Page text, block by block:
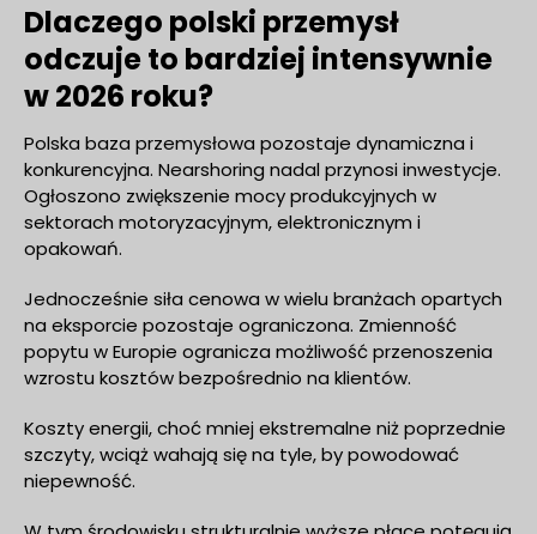
Dlaczego polski przemysł
odczuje to bardziej intensywnie
w 2026 roku?
Polska baza przemysłowa pozostaje dynamiczna i
konkurencyjna. Nearshoring nadal przynosi inwestycje.
Ogłoszono zwiększenie mocy produkcyjnych w
sektorach motoryzacyjnym, elektronicznym i
opakowań.
Jednocześnie siła cenowa w wielu branżach opartych
na eksporcie pozostaje ograniczona. Zmienność
popytu w Europie ogranicza możliwość przenoszenia
wzrostu kosztów bezpośrednio na klientów.
Koszty energii, choć mniej ekstremalne niż poprzednie
szczyty, wciąż wahają się na tyle, by powodować
niepewność.